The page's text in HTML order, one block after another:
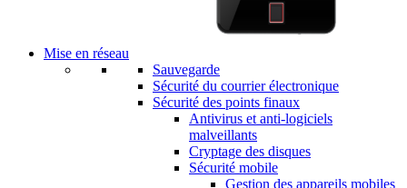
Mise en réseau
Sauvegarde
Sécurité du courrier électronique
Sécurité des points finaux
Antivirus et anti-logiciels
malveillants
Cryptage des disques
Sécurité mobile
Gestion des appareils mobiles